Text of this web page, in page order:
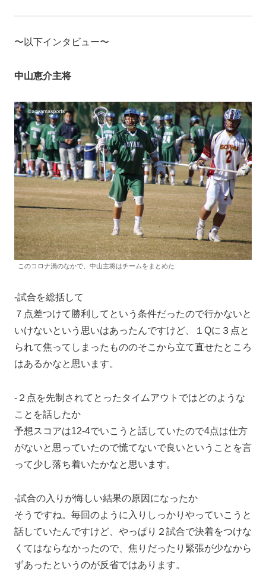
〜以下インタビュー〜
中山恵介主将
このコロナ渦のなかで、中山主将はチームをまとめた
-試合を総括して
７点差つけて勝利してという条件だったので行かないと
いけないという思いはあったんですけど、１Qに３点と
られて焦ってしまったもののそこから立て直せたところ
はあるかなと思います。
-２点を先制されてとったタイムアウトではどのような
ことを話したか
予想スコアは12-4でいこうと話していたので4点は仕方
がないと思っていたので慌てないで良いということを言
って少し落ち着いたかなと思います。
-試合の入りが悔しい結果の原因になったか
そうですね。毎回のように入りしっかりやっていこうと
話していたんですけど、やっぱり２試合で決着をつけな
くてはならなかったので、焦りだったり緊張が少なから
ずあったというのが反省ではあります。